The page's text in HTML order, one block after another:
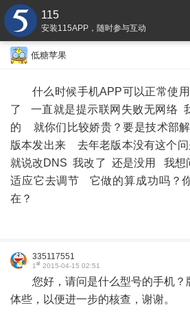
115
安装115APP，随时参与互动
低糖苹果
什么时候手机APP可以正常使
了 一直就是提示联网失败无网络
的 就你们比较娇贵？要是技术部
版本发出来 去年老版本没有这个
就说改DNS 我改了 还是没用 我想
适应它去调节 它做的算成功吗？
在？
335117551
1# 2015-04-15 02:51
您好，请问是什么型号的手机
体些，以便进一步的核查，谢谢。